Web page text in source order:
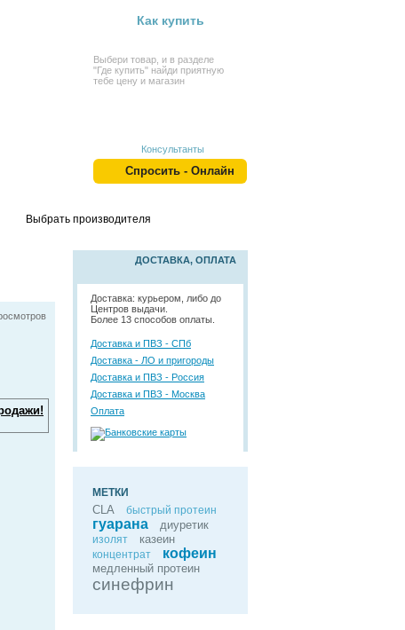
Как купить
Выбери товар, и в разделе
"Где купить" найди приятную
тебе цену и магазин
Консультанты
Спросить - Онлайн
Выбрать производителя
ДОСТАВКА, ОПЛАТА
Доставка: курьером, либо до
Центров выдачи.
Более 13 способов оплаты.
Доставка и ПВЗ - СПб
Доставка - ЛО и пригороды
Доставка и ПВЗ - Россия
Доставка и ПВЗ - Москва
Оплата
МЕТКИ
CLA быстрый протеин
гуарана диуретик
изолят казеин
концентрат кофеин
медленный протеин
синефрин